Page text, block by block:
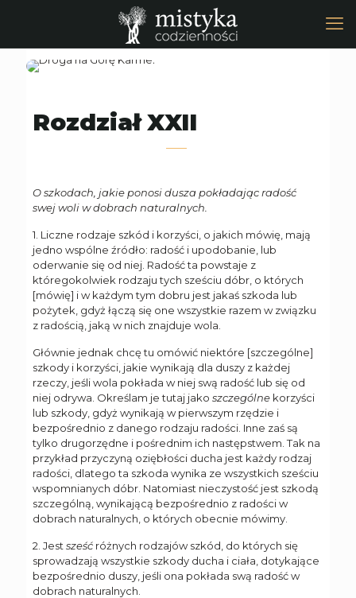
Rozdział XXII
O szkodach, jakie ponosi dusza pokładając radość
swej woli w dobrach naturalnych.
1. Liczne rodzaje szkód i korzyści, o jakich mówię, mają
jedno wspólne źródło: radość i upodobanie, lub
oderwanie się od niej. Radość ta powstaje z
któregokolwiek rodzaju tych sześciu dóbr, o których
[mówię] i w każdym tym dobru jest jakaś szkoda lub
pożytek, gdyż łączą się one wszystkie razem w związku
z radością, jaką w nich znajduje wola.
Głównie jednak chcę tu omówić niektóre [szczególne]
szkody i korzyści, jakie wynikają dla duszy z każdej
rzeczy, jeśli wola pokłada w niej swą radość lub się od
niej odrywa. Określam je tutaj jako szczególnekorzyści
lub szkody, gdyż wynikają w pierwszym rzędzie i
bezpośrednio z danego rodzaju radości. Inne zaś są
tylko drugorzędne i pośrednim ich następstwem. Tak na
przykład przyczyną oziębłości ducha jest każdy rodzaj
radości, dlatego ta szkoda wynika ze wszystkich sześciu
wspomnianych dóbr. Natomiast nieczystość jest szkodą
szczególną, wynikającą bezpośrednio z radości w
dobrach naturalnych, o których obecnie mówimy.
2. Jest sześćróżnych rodzajów szkód, do których się
sprowadzają wszystkie szkody ducha i ciała, dotykające
bezpośrednio duszy, jeśli ona pokłada swą radość w
dobrach naturalnych.